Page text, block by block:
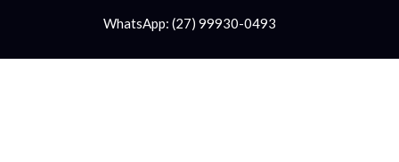
WhatsApp: (27) 99930-0493